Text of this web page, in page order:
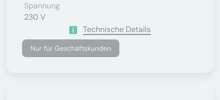
Spannung
230 V
Technische Details
Nur für Geschäftskunden